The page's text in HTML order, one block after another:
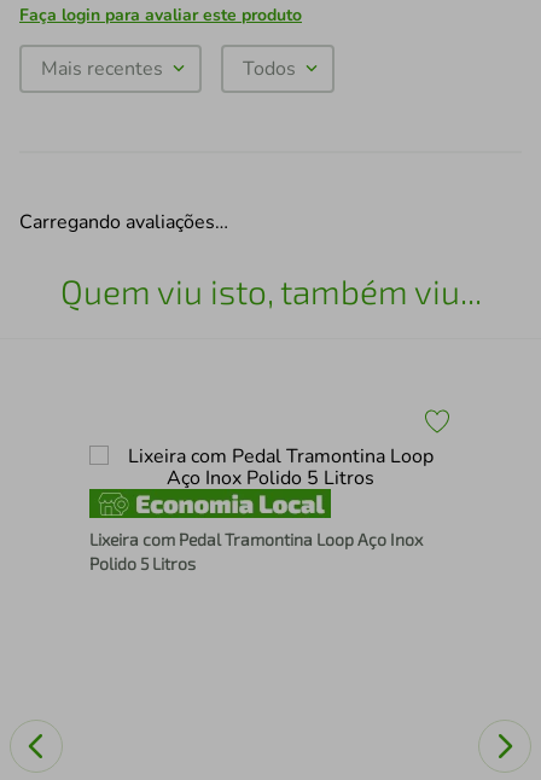
Faça login para avaliar este produto
Mais recentes Todos
Carregando avaliações…
Quem viu isto, também viu...
Lixeira com Pedal Tramontina Loop Aço Inox
Polido 5 Litros